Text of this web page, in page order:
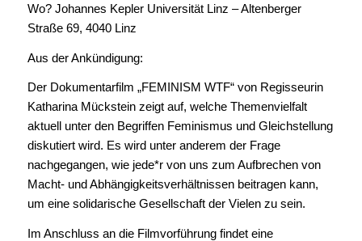
Wo? Johannes Kepler Universität Linz – Altenberger
Straße 69, 4040 Linz
Aus der Ankündigung:
Der Dokumentarfilm „FEMINISM WTF“ von Regisseurin
Katharina Mückstein zeigt auf, welche Themenvielfalt
aktuell unter den Begriffen Feminismus und Gleichstellung
diskutiert wird. Es wird unter anderem der Frage
nachgegangen, wie jede*r von uns zum Aufbrechen von
Macht- und Abhängigkeitsverhältnissen beitragen kann,
um eine solidarische Gesellschaft der Vielen zu sein.
Im Anschluss an die Filmvorführung findet eine